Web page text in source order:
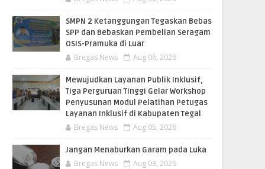
SMPN 2 Ketanggungan Tegaskan Bebas
SPP dan Bebaskan Pembelian Seragam
OSIS-Pramuka di Luar
Bregas News Aug 06, 2026
​Mewujudkan Layanan Publik Inklusif,
Tiga Perguruan Tinggi Gelar Workshop
Penyusunan Modul Pelatihan Petugas
Layanan Inklusif di Kabupaten Tegal
Bregas News Aug 05, 2026
Jangan Menaburkan Garam pada Luka
Bregas News Aug 03, 2026